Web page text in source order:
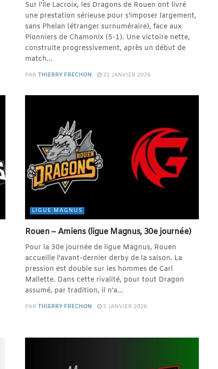
Sur l'Île Lacroix, les Dragons de Rouen ont livré
une prestation sérieuse pour s'imposer largement,
sans Phelan (étranger surnuméraire), face aux
Pionniers de Chamonix (5-1). Une victoire nette,
construite progressivement, après un début de
match...
PAR THIERRY FRECHON 21 JANVIER 2026
LIGUE MAGNUS
Rouen – Amiens (ligue Magnus, 30e journée)
Pour la 30e journée de ligue Magnus, Rouen
accueille l'avant-dernier derby de la saison. La
pression est double sur les hommes de Carl
Mallette. Dans cette rivalité, pour tout Dragon
assumé, par tradition, il n'a...
PAR THIERRY FRECHON 5 JANVIER 2026